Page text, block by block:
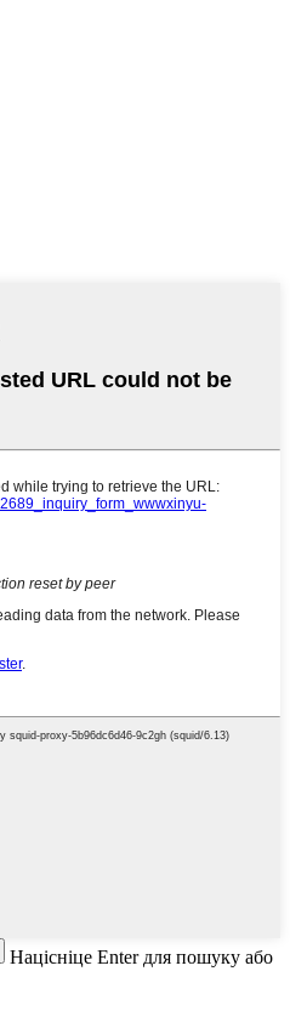
Націсніце Enter для пошуку або